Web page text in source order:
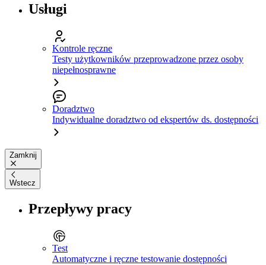
Usługi
Kontrole ręczne
Testy użytkowników przeprowadzone przez osoby
niepełnosprawne
Doradztwo
Indywidualne doradztwo od ekspertów ds. dostępności
Zamknij
Wstecz
Przepływy pracy
Test
Automatyczne i ręczne testowanie dostępności